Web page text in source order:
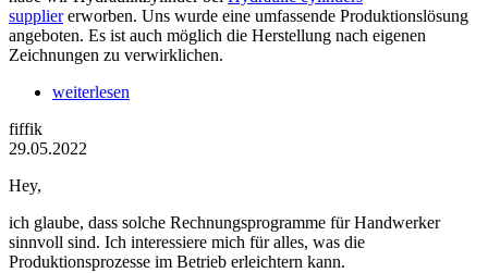
suppliererworben. Uns wurde eine umfassende Produktionslösung
angeboten. Es ist auch möglich die Herstellung nach eigenen
Zeichnungen zu verwirklichen.
weiterlesen
fiffik
29.05.2022
Hey,
ich glaube, dass solche Rechnungsprogramme für Handwerker
sinnvoll sind. Ich interessiere mich für alles, was die
Produktionsprozesse im Betrieb erleichtern kann.